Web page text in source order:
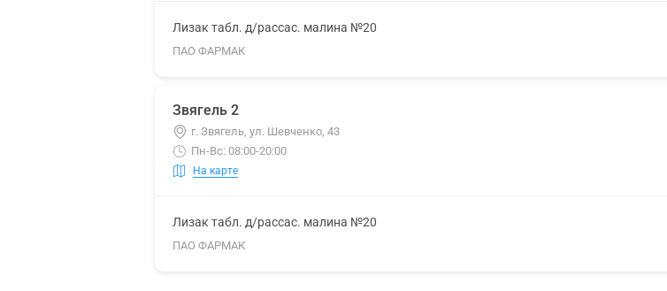
Лизак табл. д/рассас. малина №20
ПАО ФАРМАК
Звягель 2
г. Звягель, ул. Шевченко, 43
Пн-Вс: 08:00-20:00
На карте
Лизак табл. д/рассас. малина №20
ПАО ФАРМАК